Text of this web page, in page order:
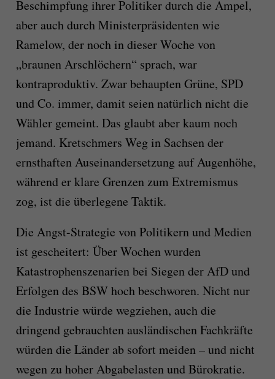
Beschimpfung ihrer Politiker durch die Ampel,
aber auch durch Ministerpräsidenten wie
Ramelow, der noch in dieser Woche von
„braunen Arschlöchern“ sprach, war
kontraproduktiv. Zwar behaupten Grüne, SPD
und Co. immer, damit seien natürlich nicht die
Wähler gemeint. Das glaubt aber kaum noch
jemand. Kretschmers Weg in Sachsen der
ernsthaften Auseinandersetzung auf Augenhöhe,
während er klare Grenzen zum Extremismus
zog, ist die überlegene Taktik.
Die Angst-Strategie von Politikern und Medien
ist gescheitert: Über Wochen wurden
Katastrophenszenarien bei Siegen der AfD und
Erfolgen des BSW hoch beschworen. Nicht nur
die Industrie würde wegziehen, auch die
dringend gebrauchten ausländischen Fachkräfte
würden die Länder ab sofort meiden – und nicht
wegen zu hoher Abgabelasten und Bürokratie.